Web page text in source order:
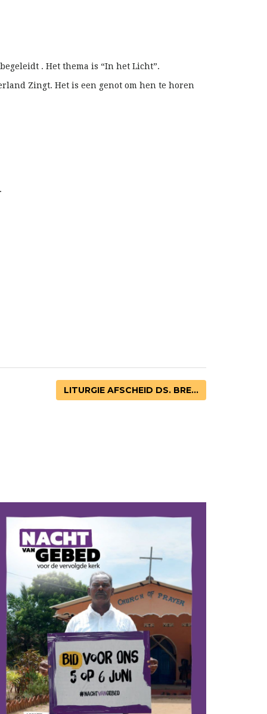
. Het thema is “In het Licht”.
Zingt. Het is een genot om hen te horen
LITURGIE AFSCHEID DS. BRE...